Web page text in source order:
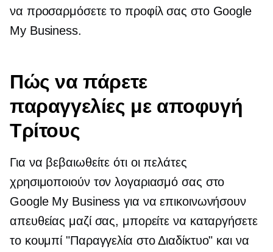
να προσαρμόσετε το προφίλ σας στο Google
My Business.
Πώς να πάρετε
παραγγελίες με αποφυγή
Τρίτους
Για να βεβαιωθείτε ότι οι πελάτες
χρησιμοποιούν τον λογαριασμό σας στο
Google My Business για να επικοινωνήσουν
απευθείας μαζί σας, μπορείτε να καταργήσετε
το κουμπί "Παραγγελία στο Διαδίκτυο" και να